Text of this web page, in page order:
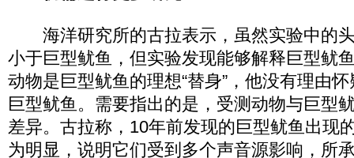
海洋研究所的古拉表示，虽然实验中的
小于巨型鱿鱼，但实验发现能够解释巨型鱿
动物是巨型鱿鱼的理想“替身”，他没有理由
巨型鱿鱼。需要指出的是，受测动物与巨型
差异。古拉称，10年前发现的巨型鱿鱼出现
为明显，说明它们受到多个声音源影响，所